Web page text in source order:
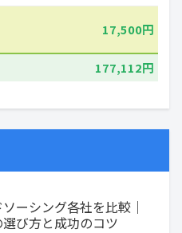
17,500円
177,112円
ーシング各社を比較｜
び方と成功のコツ